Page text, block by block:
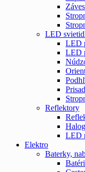
LED
LED
LED
Reflektory
LED
Elektro
Baterky,